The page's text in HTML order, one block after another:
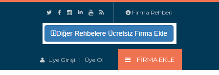
Firma Rehberi
Üye Girişi | Üye Ol FIRMA EKLE